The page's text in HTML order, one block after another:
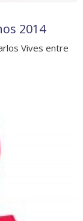
2014
Vives entre